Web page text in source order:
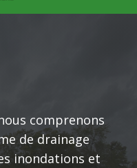
comprenons
de drainage
inondations et